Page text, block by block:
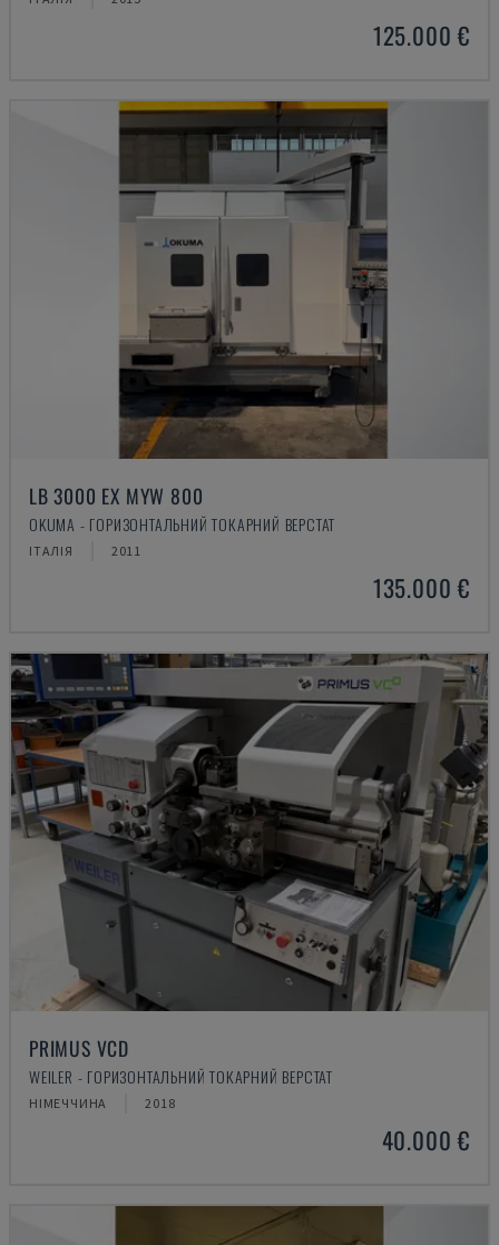
125.000 €
LB 3000 EX MYW 800
OKUMA - ГОРИЗОНТАЛЬНИЙ ТОКАРНИЙ ВЕРСТАТ
ІТАЛІЯ 2011
135.000 €
PRIMUS VCD
WEILER - ГОРИЗОНТАЛЬНИЙ ТОКАРНИЙ ВЕРСТАТ
НІМЕЧЧИНА 2018
40.000 €